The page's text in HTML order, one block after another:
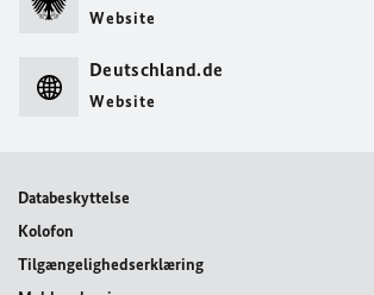
Website
Deutschland.de
Website
Databeskyttelse
Kolofon
Tilgængelighedserklæring